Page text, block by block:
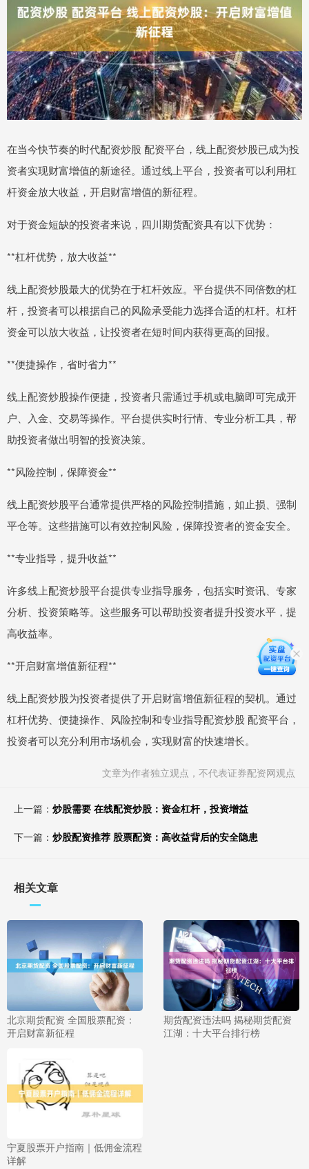
在当今快节奏的时代配资炒股 配资平台，线上配资炒股已成为投
资者实现财富增值的新途径。通过线上平台，投资者可以利用杠
杆资金放大收益，开启财富增值的新征程。
对于资金短缺的投资者来说，四川期货配资具有以下优势：
**杠杆优势，放大收益**
线上配资炒股最大的优势在于杠杆效应。平台提供不同倍数的杠
杆，投资者可以根据自己的风险承受能力选择合适的杠杆。杠杆
资金可以放大收益，让投资者在短时间内获得更高的回报。
**便捷操作，省时省力**
线上配资炒股操作便捷，投资者只需通过手机或电脑即可完成开
户、入金、交易等操作。平台提供实时行情、专业分析工具，帮
助投资者做出明智的投资决策。
**风险控制，保障资金**
线上配资炒股平台通常提供严格的风险控制措施，如止损、强制
平仓等。这些措施可以有效控制风险，保障投资者的资金安全。
**专业指导，提升收益**
许多线上配资炒股平台提供专业指导服务，包括实时资讯、专家
分析、投资策略等。这些服务可以帮助投资者提升投资水平，提
高收益率。
**开启财富增值新征程**
线上配资炒股为投资者提供了开启财富增值新征程的契机。通过
杠杆优势、便捷操作、风险控制和专业指导配资炒股 配资平台，
投资者可以充分利用市场机会，实现财富的快速增长。
文章为作者独立观点，不代表证券配资网观点
上一篇： 炒股需要 在线配资炒股：资金杠杆，投资增益
下一篇： 炒股配资推荐 股票配资：高收益背后的安全隐患
相关文章
北京期货配资 全国股票配资：
开启财富新征程
期货配资违法吗 揭秘期货配资
江湖：十大平台排行榜
宁夏股票开户指南｜低佣金流程
详解